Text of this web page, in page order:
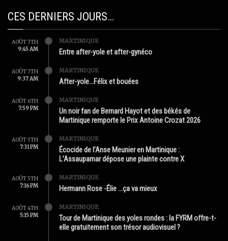
CES DERNIERS JOURS…
AOÛT 7TH
9:45 AM
MARTINIQUE
Entre after-yole et after-gynéco
AOÛT 7TH
9:37 AM
MARTINIQUE
After-yole…Félix et bouées
AOÛT 6TH
7:59 PM
MARTINIQUE
Un noir fan de Bernard Hayot et des békés de
Martinique remporte le Prix Antoine Crozat 2026
AOÛT 5TH
7:31 PM
MARTINIQUE
Écocide de l’Anse Meunier en Martinique :
L’Assaupamar dépose une plainte contre X
AOÛT 5TH
7:16 PM
MARTINIQUE
Hermann Rose -Élie …ça va mieux
AOÛT 4TH
5:15 PM
MARTINIQUE
Tour de Martinique des yoles rondes : la FYRM offre-t-
elle gratuitement son trésor audiovisuel ?